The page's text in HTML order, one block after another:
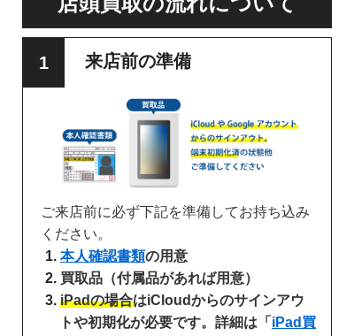
来店前の準備
ご来店前に必ず下記を準備してお持ち込み
ください。
本人確認書類の用意
買取品（付属品があれば用意）
iPadの場合はiCloudからのサインアウ
トや初期化が必要です。詳細は「 iPad買